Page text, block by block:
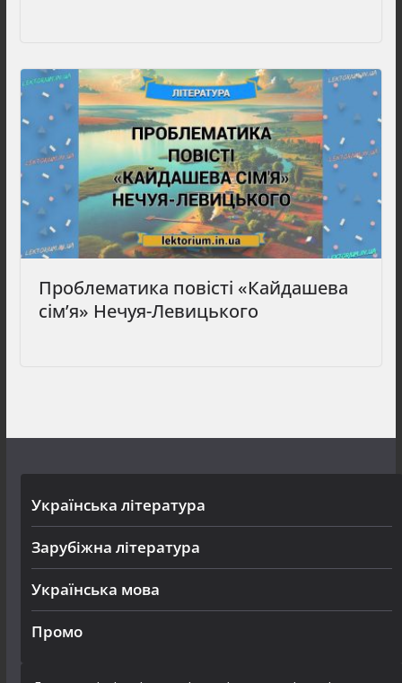
Проблематика повісті «Кайдашева
сім’я» Нечуя-Левицького
Українська література
Зарубіжна література
Українська мова
Промо